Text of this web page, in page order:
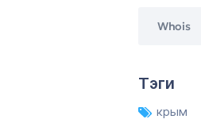
Whois
Тэги
крым